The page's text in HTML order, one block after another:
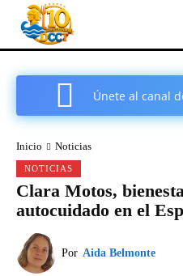
Únete al canal
Inicio Noticias
NOTICIAS
Clara Motos,
autocuidado en el
Por Aida Belmonte